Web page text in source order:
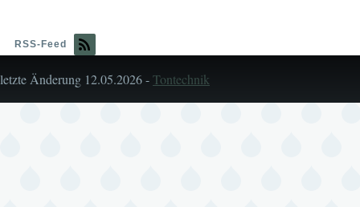
RSS-Feed
letzte Änderung 12.05.2026 -Tontechnik